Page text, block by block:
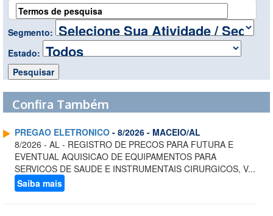
Segmento:
Estado:
Confira Também
PREGAO ELETRONICO - 8/2026 - MACEIO/AL
8/2026 - AL - REGISTRO DE PRECOS PARA FUTURA E
EVENTUAL AQUISICAO DE EQUIPAMENTOS PARA
SERVICOS DE SAUDE E INSTRUMENTAIS CIRURGICOS, V...
Saiba mais